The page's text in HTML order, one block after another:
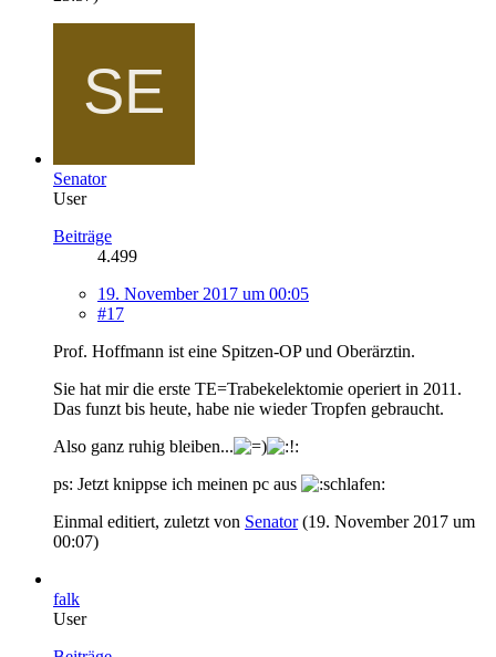
Senator
User
Beiträge
4.499
19. November 2017 um 00:05
#17
Prof. Hoffmann ist eine Spitzen-OP und Oberärztin.
Sie hat mir die erste TE=Trabekelektomie operiert in 2011.
Das funzt bis heute, habe nie wieder Tropfen gebraucht.
Also ganz ruhig bleiben...
ps: Jetzt knippse ich meinen pc aus
Einmal editiert, zuletzt von Senator(19. November 2017 um
00:07)
falk
User